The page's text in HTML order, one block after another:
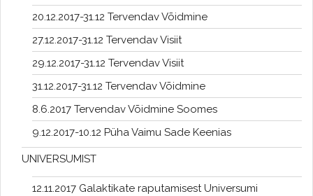
20.12.2017-31.12 Tervendav Võidmine
27.12.2017-31.12 Tervendav Visiit
29.12.2017-31.12 Tervendav Visiit
31.12.2017-31.12 Tervendav Võidmine
8.6.2017 Tervendav Võidmine Soomes
9.12.2017-10.12 Püha Vaimu Sade Keenias
UNIVERSUMIST
12.11.2017 Galaktikate raputamisest Universumi